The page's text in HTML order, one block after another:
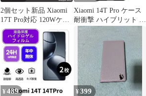
2個セット新品 Xiaomi
17T Pro対応 120Wケー
ブル 1m
Xiaomi 14T Pro ケース
耐衝撃 ハイブリット ケ
ース 【Color】ブラック
¥ 489 ¥399